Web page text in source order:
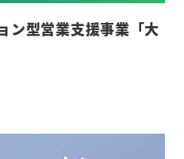
ン型営業支援事業「大